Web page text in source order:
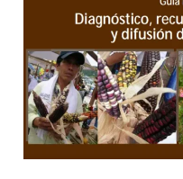
conservación
y
difusión
de
semillas
criollas